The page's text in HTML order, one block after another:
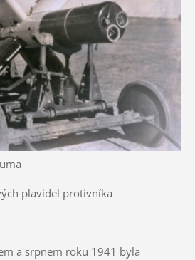
plavidel protivníka
a srpnem roku 1941 byla